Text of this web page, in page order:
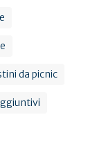
da picnic